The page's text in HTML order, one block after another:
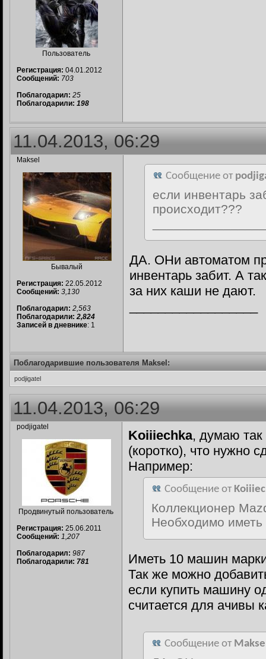
Пользователь
Регистрация: 04.01.2012
Сообщений: 703
Поблагодарил: 25
Поблагодарили: 198
11.04.2013, 06:29
Maksel
Бывалый
Регистрация: 22.05.2012
Сообщений: 3,130
Поблагодарил: 2,563
Поблагодарили: 2,824
Записей в дневнике: 1
Сообщение от
если инвентарь
происходит???
ДА. ОНи автоматом
инвентарь забит. А
за них каши не дают.
Поблагодарившие пользователя Maksel:
podjigatel
11.04.2013, 06:29
podjigatel
Продвинутый пользователь
Регистрация: 25.06.2011
Сообщений: 1,207
Поблагодарил: 987
Поблагодарили: 781
Koiiiechka, думаю
(коротко), что нужно
Например:
Сообщение от
Коллекционер
Необходимо иметь
Иметь 10 машин
Так же можно
если купить машину
считается для ачивы
Сообщение от